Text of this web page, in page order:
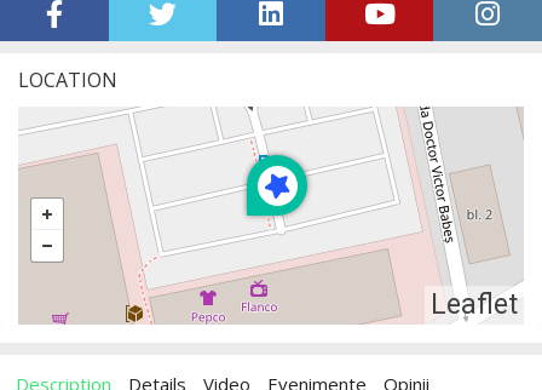
LOCATION
Leaflet
Description Details Video Evenimente Opinii